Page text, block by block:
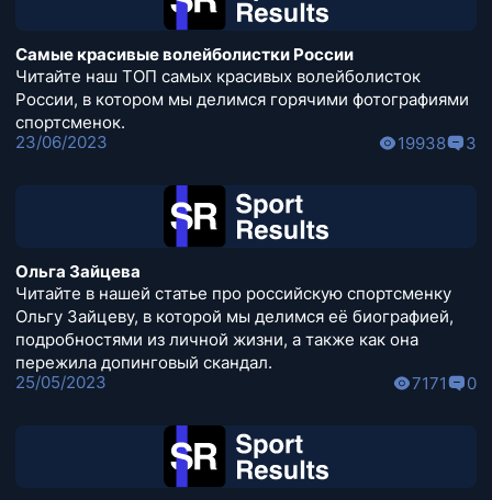
Самые красивые волейболистки России
Читайте наш ТОП самых красивых волейболисток
России, в котором мы делимся горячими фотографиями
спортсменок.
23/06/2023
19938 3
Ольга Зайцева
Читайте в нашей статье про российскую спортсменку
Ольгу Зайцеву, в которой мы делимся её биографией,
подробностями из личной жизни, а также как она
пережила допинговый скандал.
25/05/2023
7171 0